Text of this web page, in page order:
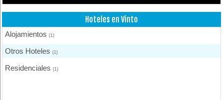
Hoteles en Vinto
Alojamientos(1)
Otros Hoteles(1)
Residenciales(1)